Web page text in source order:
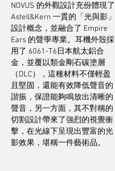
NOVUS 的外觀設計充份體現了
Astell&Kern 一貫的「光與影」
設計概念，並融合了 Empire
Ears 的聲學專業。耳機外殼採
用了 6061-T6日本航太鋁合
金，並覆以類金剛石碳塗層
（DLC），這種材料不僅輕盈
且堅固，還能有效降低聲音的
諧振，保證能夠鳴放出清晰的
聲音，另一方面，其不對稱的
切割設計帶來了強烈的視覺衝
擊，在光線下呈現出豐富的光
影效果，堪稱一件藝術品。